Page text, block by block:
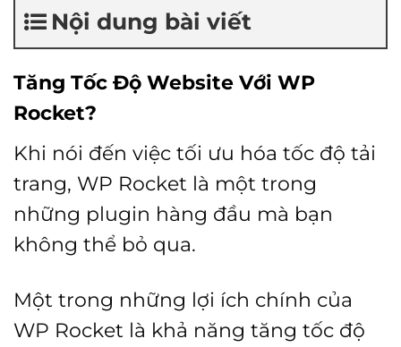
Nội dung bài viết
Tăng Tốc Độ Website Với WP
Rocket?
Khi nói đến việc tối ưu hóa tốc độ tải
trang, WP Rocket là một trong
những plugin hàng đầu mà bạn
không thể bỏ qua.
Một trong những lợi ích chính của
WP Rocket là khả năng tăng tốc độ